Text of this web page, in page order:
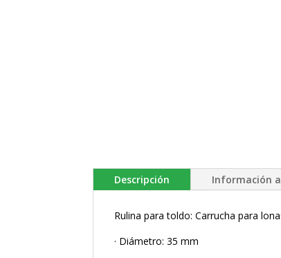
Descripción Información
Rulina para toldo: Carrucha para
· Diámetro: 35 mm